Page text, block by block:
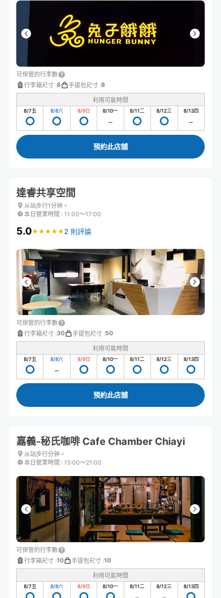
可保管的行李數
行李箱尺寸 :8 手提包尺寸 :8
利用可能時間
8/7五 8/8六 8/9日 8/10一 8/11二 8/12三 8/13四
預約此店舖
達睿共享空間
从站步行1分钟。
本日營業時間 : 11:00〜17:00
5.0★ ★ ★ ★ ★
★ ★ ★ ★ ★ 2 則評論
可保管的行李數
行李箱尺寸 :30 手提包尺寸 :50
利用可能時間
8/7五 8/8六 8/9日 8/10一 8/11二 8/12三 8/13四
預約此店舖
嘉義-秘氏咖啡 Cafe Chamber Chiayi
从站步行分钟。
本日營業時間 : 15:00〜21:00
可保管的行李數
行李箱尺寸 :10 手提包尺寸 :10
利用可能時間
8/7五 8/8六 8/9日 8/10一 8/11二 8/12三 8/13四